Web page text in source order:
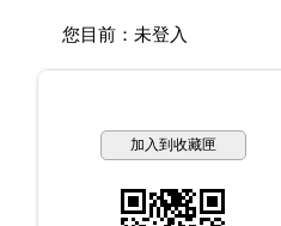
您目前： 未登入
加入到收藏匣